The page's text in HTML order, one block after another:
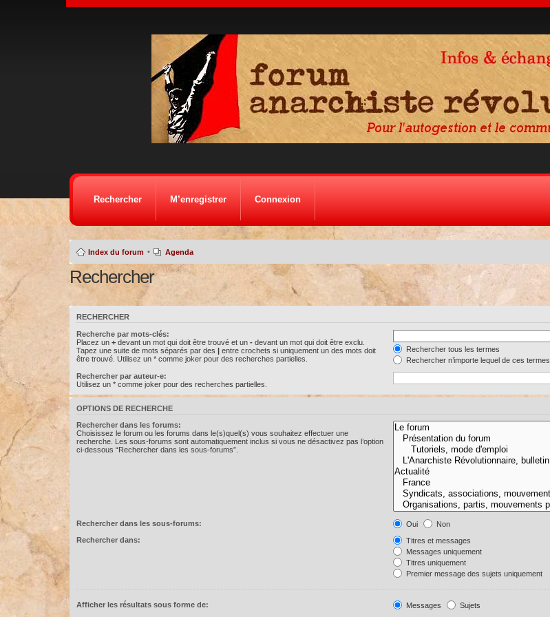
Rechercher M’enregistrer Connexion
Index du forum • Agenda
Rechercher
RECHERCHER
Recherche par mots-clés:
Placez un +devant un mot qui doit être trouvé et un -devant un mot qui doit être exclu.
Tapez une suite de mots séparés par des |entre crochets si uniquement un des mots doit
être trouvé. Utilisez un * comme joker pour des recherches partielles.
Rechercher tous les termes
Rechercher n’importe lequel de ces termes
Rechercher par auteur-e:
Utilisez un * comme joker pour des recherches partielles.
OPTIONS DE RECHERCHE
Rechercher dans les forums:
Choisissez le forum ou les forums dans le(s)quel(s) vous souhaitez effectuer une
recherche. Les sous-forums sont automatiquement inclus si vous ne désactivez pas l’option
ci-dessous “Rechercher dans les sous-forums”.
Rechercher dans les sous-forums: Oui
Non
Rechercher dans:
Titres et messages
Messages uniquement
Titres uniquement
Premier message des sujets uniquement
Afficher les résultats sous forme de: Messages Sujets